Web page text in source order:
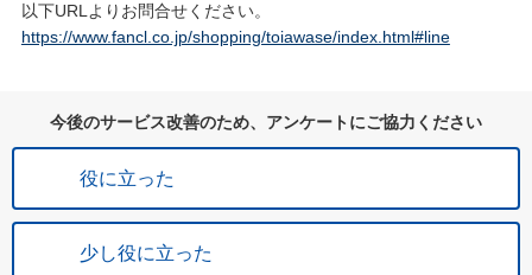
以下URLよりお問合せください。
https://www.fancl.co.jp/shopping/toiawase/index.html#line
今後のサービス改善のため、アンケートにご協力ください
役に立った
少し役に立った